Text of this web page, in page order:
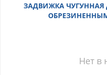
ЗАДВИЖКА ЧУГУННАЯ
Нет в